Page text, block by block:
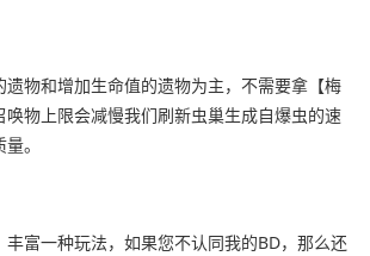
遗物和增加生命值的遗物为主，不需要拿【梅
唤物上限会减慢我们刷新虫巢生成自爆虫的速
。
丰富一种玩法，如果您不认同我的BD，那么还